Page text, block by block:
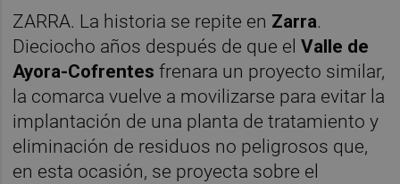
ZARRA. La historia se repite en Zarra.
Dieciocho años después de que elValle de
Ayora-Cofrentes frenara un proyecto similar,
la comarca vuelve a movilizarse para evitar la
implantación de una planta de tratamiento y
eliminación de residuos no peligrosos que,
en esta ocasión, se proyecta sobre el